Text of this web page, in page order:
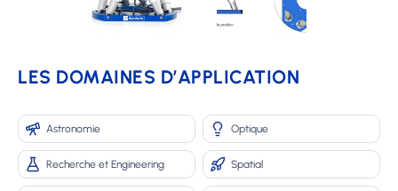
LES DOMAINES D’APPLICATION
Astronomie Optique
Recherche et Engineering Spatial